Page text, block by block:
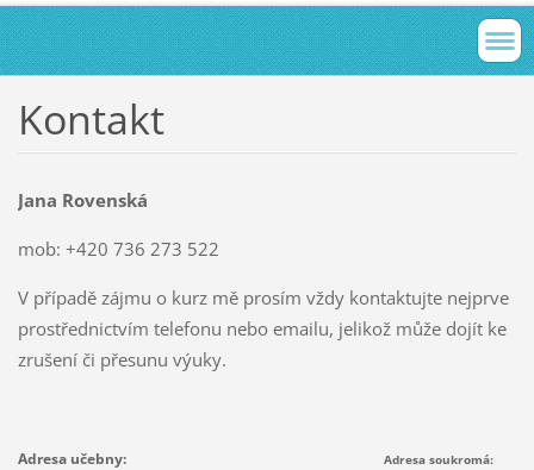
Kontakt
Jana Rovenská
mob: +420 736 273 522
V případě zájmu o kurz mě prosím vždy kontaktujte nejprve
prostřednictvím telefonu nebo emailu, jelikož může dojít ke
zrušení či přesunu výuky.
Adresa učebny: Adresa soukromá: